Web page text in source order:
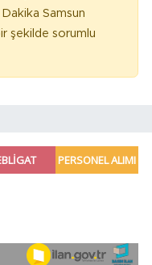
Samsun
şekilde sorumlu